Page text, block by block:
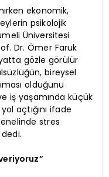
ekonomik,
psikolojik
Üniversitesi
Dr. Ömer Faruk
gözle görülür
bireysel
olduğunu
iş yaşamında küçük
açtığını ifade
stres